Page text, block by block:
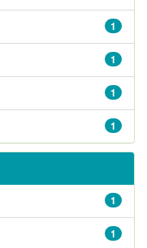
1
1
1
1
1
1